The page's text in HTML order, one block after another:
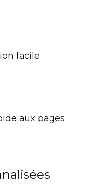
facile
aux pages